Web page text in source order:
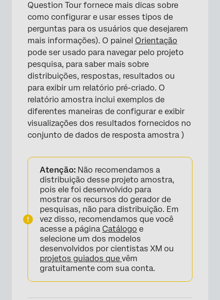
×
Question Tour fornece mais dicas sobre
como configurar e usar esses tipos de
perguntas para os usuários que desejarem
mais informações). O painel Orientação
pode ser usado para navegar pelo projeto
pesquisa, para saber mais sobre
distribuições, respostas, resultados ou
para exibir um relatório pré-criado. O
relatório amostra inclui exemplos de
diferentes maneiras de configurar e exibir
visualizações dos resultados fornecidos no
conjunto de dados de resposta amostra )
Atenção: Não recomendamos a
distribuição desse projeto amostra,
pois ele foi desenvolvido para
mostrar os recursos do gerador de
pesquisas, não para distribuição. Em
vez disso, recomendamos que você
acesse a página Catálogo e
selecione um dos modelos
desenvolvidos por cientistas XM ou
projetos guiados que vêm
gratuitamente com sua conta.